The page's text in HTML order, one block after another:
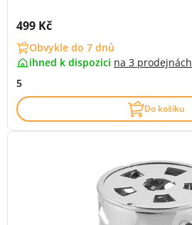
Cena s DPH:
499 Kč
Obvykle do 7 dnů
ihned k dispozici na 3 prodejnách
5
Do košíku